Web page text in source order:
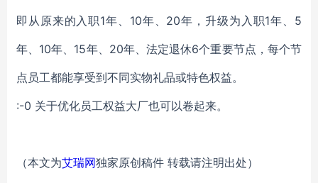
即从原来的入职1年、10年、20年，升级为入职1年、5
年、10年、15年、20年、法定退休6个重要节点，每个节
点员工都能享受到不同实物礼品或特色权益。
:-0 关于优化员工权益大厂也可以卷起来。
（本文为艾瑞网独家原创稿件 转载请注明出处）